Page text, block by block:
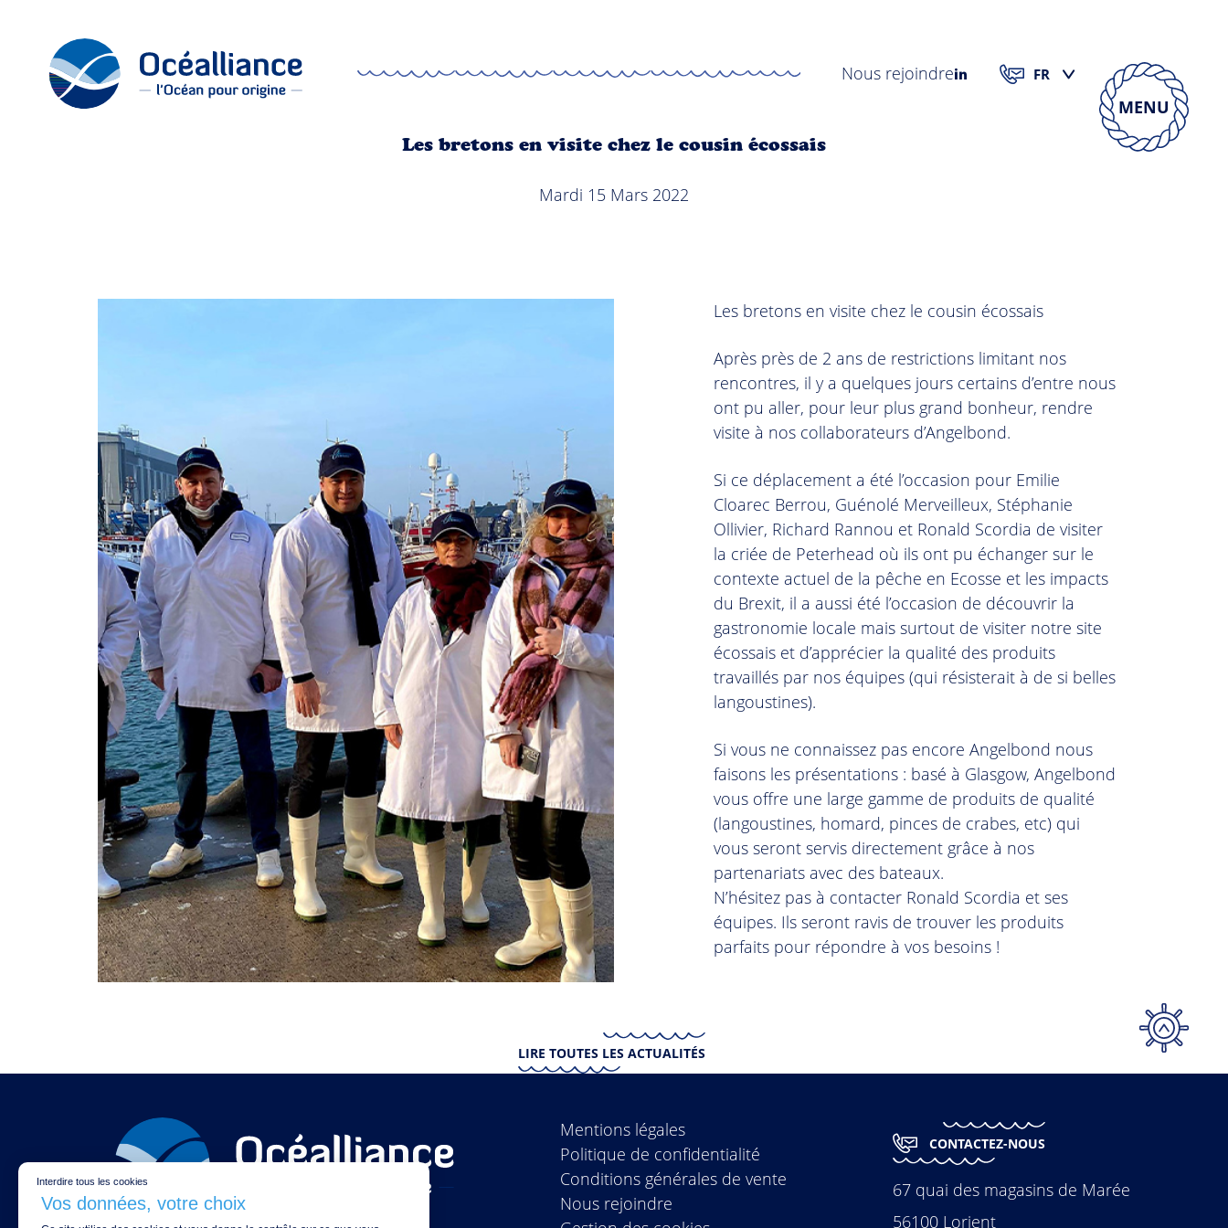
Nous rejoindre
MENU
Les bretons en visite chez le cousin écossais
Mardi 15 Mars 2022
Les bretons en visite chez le cousin écossais
Après près de 2 ans de restrictions limitant nos
rencontres, il y a quelques jours certains d’entre nous
ont pu aller, pour leur plus grand bonheur, rendre
visite à nos collaborateurs d’Angelbond.
Si ce déplacement a été l’occasion pour Emilie
Cloarec Berrou, Guénolé Merveilleux, Stéphanie
Ollivier, Richard Rannou et Ronald Scordia de visiter
la criée de Peterhead où ils ont pu échanger sur le
contexte actuel de la pêche en Ecosse et les impacts
du Brexit, il a aussi été l’occasion de découvrir la
gastronomie locale mais surtout de visiter notre site
écossais et d’apprécier la qualité des produits
travaillés par nos équipes (qui résisterait à de si belles
langoustines).
Si vous ne connaissez pas encore Angelbond nous
faisons les présentations : basé à Glasgow, Angelbond
vous offre une large gamme de produits de qualité
(langoustines, homard, pinces de crabes, etc) qui
vous seront servis directement grâce à nos
partenariats avec des bateaux.
N’hésitez pas à contacter Ronald Scordia et ses
équipes. Ils seront ravis de trouver les produits
parfaits pour répondre à vos besoins !
LIRE TOUTES LES ACTUALITÉS
Top
Mentions légales
Politique de confidentialité
Conditions générales de vente
Nous rejoindre
CONTACTEZ-NOUS
67 quai des magasins de Marée
56100 Lorient
Interdire tous les cookies